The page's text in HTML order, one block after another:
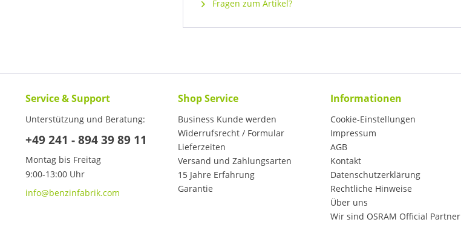
Fragen zum Artikel?
Service & Support
Unterstützung und Beratung:
+49 241 - 894 39 89 11
Montag bis Freitag
9:00-13:00 Uhr
info@benzinfabrik.com
Shop Service
Business Kunde werden
Widerrufsrecht / Formular
Lieferzeiten
Versand und Zahlungsarten
15 Jahre Erfahrung
Garantie
Informationen
Cookie-Einstellungen
Impressum
AGB
Kontakt
Datenschutzerklärung
Rechtliche Hinweise
Über uns
Wir sind OSRAM Official Partner